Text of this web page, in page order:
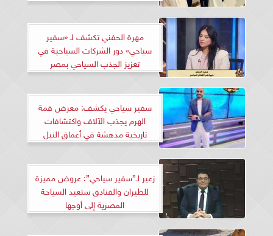
مهرة الحفني تكشف لـ «سفير
سياحي» دور الشركات السياحية في
تعزيز الجذب السياحي بمصر
سفير سياحي يكشف: معرض قمة
الهرم يجذب الآلاف واكتشافات
تاريخية مدهشة في أعماق النيل
زعير لـ”سفير سياحي”: عروض مميزة
للطيران والفنادق ستعيد السياحة
المصرية إلى أوجها